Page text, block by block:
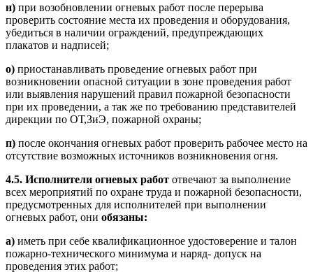
н) при возобновлении огневых работ после перерыва
проверить состояние места их проведения и оборудования,
убедиться в наличии ограждений, предупреждающих
плакатов и надписей;
о) приостанавливать проведение огневых работ при
возникновении опасной ситуации в зоне проведения работ
или выявления нарушений правил пожарной безопасности
при их проведении, а так же по требованию представителей
дирекции по ОТ,ЗиЭ, пожарной охраны;
п) после окончания огневых работ проверить рабочее место на
отсутствие возможных источников возникновения огня.
4.5. Исполнители огневых работ отвечают за выполнение
всех мероприятий по охране труда и пожарной безопасности,
предусмотренных для исполнителей при выполнении
огневых работ, они обязаны:
а) иметь при себе квалификационное удостоверение и талон
пожарно-технического минимума и наряд- допуск на
проведения этих работ;